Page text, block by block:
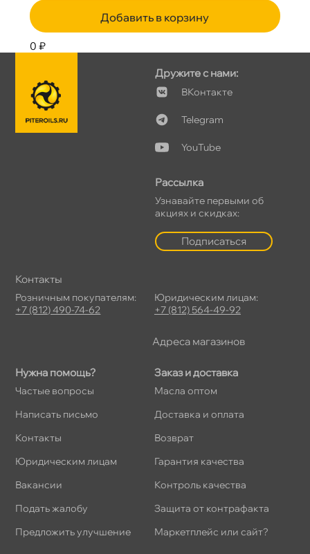
Добавить в корзину
0 ₽
Нужна помощь?
Частые вопросы
Написать письмо
Контакты
Юридическим лицам
акансии
Подать жалобу
Предложить улучшение
Заказ и доставка
Масла оптом
Доставка и оплата
озврат
Гарантия качества
Контроль качества
Защита от контрафакта
Маркетплейс или сайт?
Дружите с нами:
Контакте
Telegram
YouTube
Рассылка
Узнавайте первыми о
акциях и скидках:
Подписаться
Контакты
Розничным покупателям:
+7 (812) 490-74-62
Юридическим лицам:
+7 (812) 564-49-92
Адреса магазино